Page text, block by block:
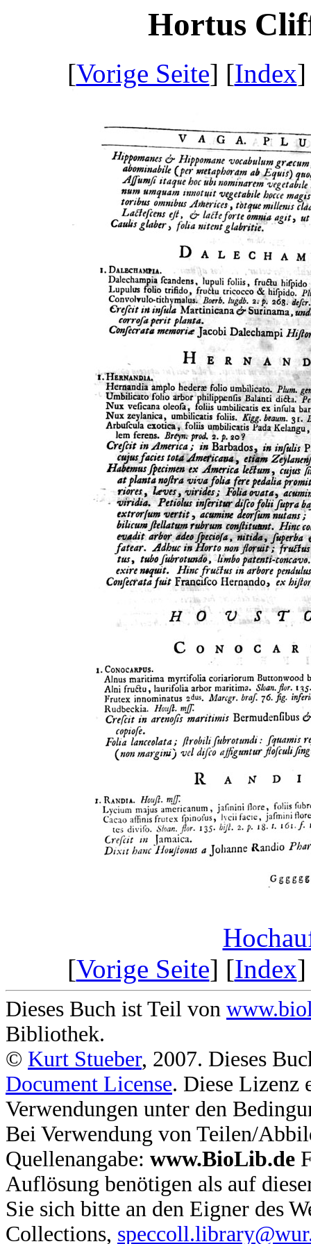
Hortus
[Vorige Seite] [Index
[Vorige Seite] [Index
Dieses Buch ist Teil von
Bibliothek.
© Kurt Stueber, 2007. Dieses
Document License. Diese Lizenz
Verwendungen unter den
Bei Verwendung von Teilen/
Quellenangabe: www.BioLib.de
Auflösung benötigen als auf
Sie sich bitte an den Eigner des
Collections,